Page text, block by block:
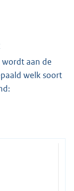
wordt aan de
welk soort